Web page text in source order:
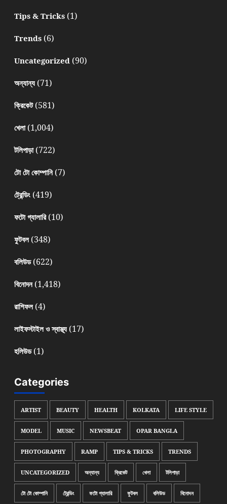
Tips & Tricks(1)
Trends(6)
Uncategorized(90)
অন্যান্য(71)
ক্রিকেট(581)
খেলা(1,004)
টলিপাড়া(722)
টো টো কোম্পানি(7)
ট্রেন্ডিং(419)
ফটো গ্যালারি(10)
ফুটবল(348)
বলিউড(622)
বিনোদন(1,418)
রাশিফল(4)
লাইফস্টাইল ও স্বাস্থ্য(17)
হলিউড(1)
Categories
ARTIST BEAUTY HEALTH KOLKATA LIFE STYLE
MODEL MUSIC NEWSBEAT OPAR BANGLA
PHOTOGRAPHY RAMP TIPS & TRICKS TRENDS
UNCATEGORIZED অন্যান্য ক্রিকেট খেলা টলিপাড়া
টো টো কোম্পানি ট্রেন্ডিং ফটো গ্যালারি ফুটবল বলিউড বিনোদন